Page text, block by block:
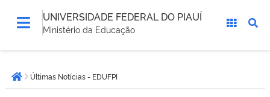
UNIVERSIDADE FEDERAL DO PIAUÍ
Ministério da Educação
está
aqui:Página inicial
Últimas Notícias - EDUFPI